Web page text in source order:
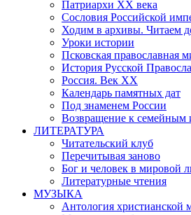
Патриархи XX века
Сословия Российской
Ходим в архивы. Читаем
Уроки истории
Псковская православная
История Русской
Россия. Век ХХ
Календарь памятных дат
Под знаменем России
Возвращение к семейным
ЛИТЕРАТУРА
Читательский клуб
Перечитывая заново
Бог и человек в мировой
Литературные чтения
МУЗЫКА
Антология христианской